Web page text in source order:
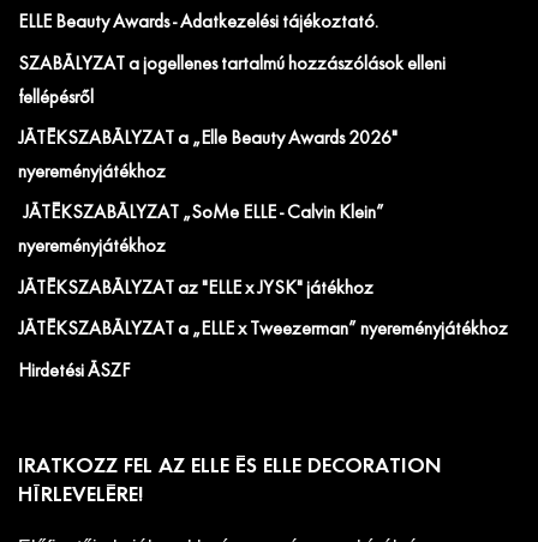
ELLE Beauty Awards - Adatkezelési tájékoztató.
SZABÁLYZAT a jogellenes tartalmú hozzászólások elleni
fellépésről
JÁTÉKSZABÁLYZAT a „Elle Beauty Awards 2026"
nyereményjátékhoz
JÁTÉKSZABÁLYZAT „SoMe ELLE - Calvin Klein”
nyereményjátékhoz
JÁTÉKSZABÁLYZAT az "ELLE x JYSK" játékhoz
JÁTÉKSZABÁLYZAT a „ELLE x Tweezerman” nyereményjátékhoz
Hirdetési ÁSZF
IRATKOZZ FEL AZ ELLE ÉS ELLE DECORATION
HÍRLEVELÉRE!